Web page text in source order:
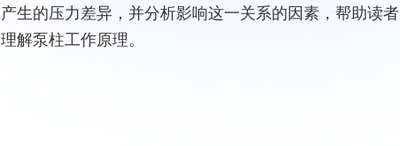
产生的压力差异，并分析影响这一关系的因素，帮助读者
理解泵柱工作原理。